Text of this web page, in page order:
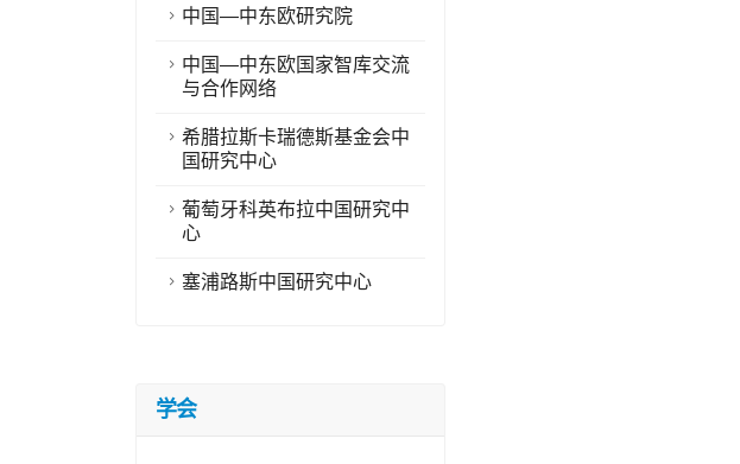
中国—中东欧研究院
中国—中东欧国家智库交流
与合作网络
希腊拉斯卡瑞德斯基金会中
国研究中心
葡萄牙科英布拉中国研究中
心
塞浦路斯中国研究中心
学会